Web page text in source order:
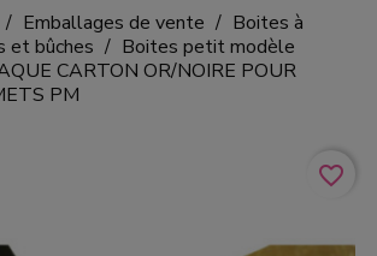
Emballages de vente
Boites à
et bûches
Boites petit modèle
CARTON OR/NOIRE POUR
PM
favorite_border